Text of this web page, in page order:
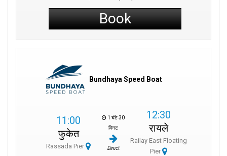
Book
Bundhaya Speed Boat
11:00
फुकेत
Rassada Pier
1 घंटे 30
मिनट
Direct
12:30
रायले
Railay East Floating
Pier